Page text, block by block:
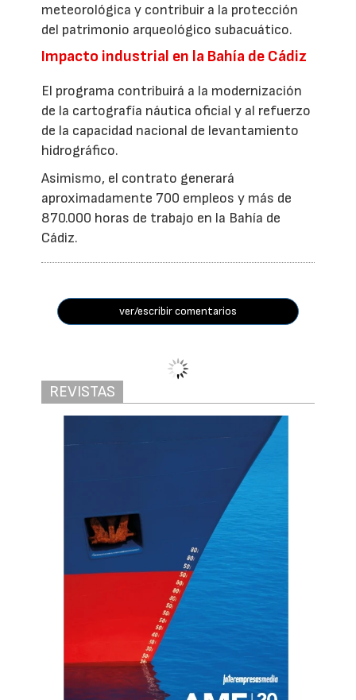
meteorológica y contribuir a la protección
del patrimonio arqueológico subacuático.
Impacto industrial en la Bahía de Cádiz
El programa contribuirá a la modernización
de la cartografía náutica oficial y al refuerzo
de la capacidad nacional de levantamiento
hidrográfico.
Asimismo, el contrato generará
aproximadamente 700 empleos y más de
870.000 horas de trabajo en la Bahía de
Cádiz.
ver/escribir comentarios
REVISTAS